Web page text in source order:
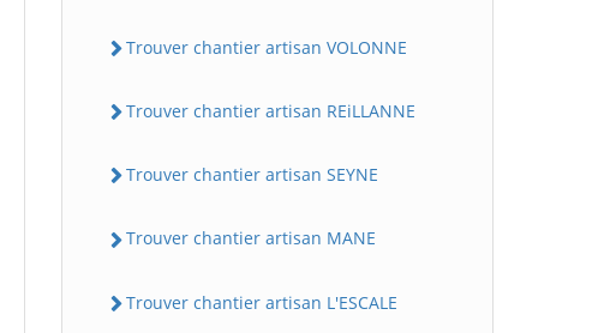
Trouver chantier artisan VOLONNE
Trouver chantier artisan REiLLANNE
Trouver chantier artisan SEYNE
Trouver chantier artisan MANE
Trouver chantier artisan L'ESCALE